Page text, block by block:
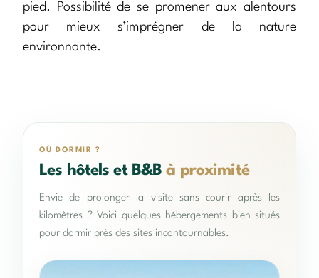
pied. Possibilité de se promener aux alentours
pour mieux s’imprégner de la nature
environnante.
OÙ DORMIR ?
Les hôtels et B&Bà proximité
Envie de prolonger la visite sans courir après les
kilomètres ? Voici quelques hébergements bien situés
pour dormir près des sites incontournables.